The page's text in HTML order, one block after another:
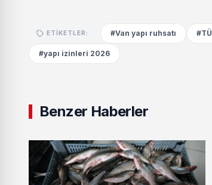
ETIKETLER: #Van yapı ruhsatı
#yapı izinleri 2026
Benzer Haberler